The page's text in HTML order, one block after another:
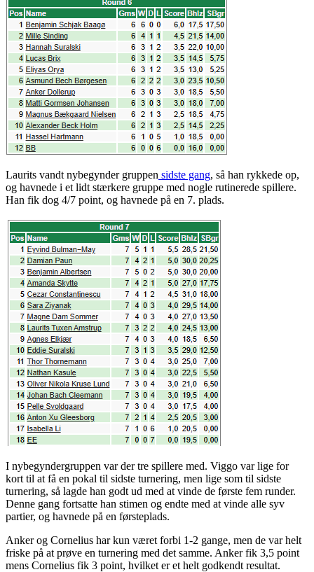
Laurits vandt nybegynder gruppen sidste gang, så han rykkede op,
og havnede i et lidt stærkere gruppe med nogle rutinerede spillere.
Han fik dog 4/7 point, og havnede på en 7. plads.
I nybegyndergruppen var der tre spillere med. Viggo var lige for
kort til at få en pokal til sidste turnering, men lige som til sidste
turnering, så lagde han godt ud med at vinde de første fem runder.
Denne gang fortsatte han stimen og endte med at vinde alle syv
partier, og havnede på en førsteplads.
Anker og Cornelius har kun været forbi 1-2 gange, men de var helt
friske på at prøve en turnering med det samme. Anker fik 3,5 point
mens Cornelius fik 3 point, hvilket er et helt godkendt resultat.